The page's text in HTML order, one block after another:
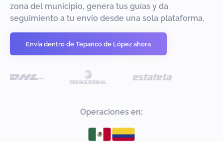
zona del municipio, genera tus guías y da
seguimiento a tu envío desde una sola plataforma.
Envía dentro de Tepanco de López ahora
Operaciones en: